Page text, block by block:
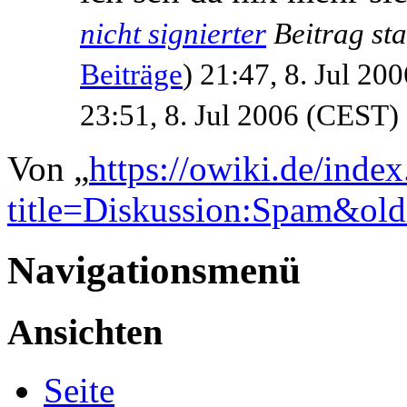
nicht signierter Beitrag
Beiträge) 21:47, 8. Jul
23:51, 8. Jul 2006 (CEST)
Von „https://owiki.de/
Navigationsmenü
Ansichten
Seite